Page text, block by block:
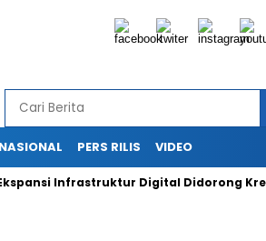
PERS RILIS VIDEO
Infrastruktur Digital Didorong Kredit